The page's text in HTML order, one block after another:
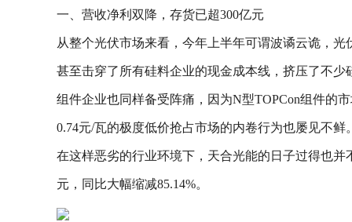
一、营收净利双降，存货已超300亿元
从整个光伏市场来看，今年上半年可谓波谲云诡，
甚至击穿了所有硅料企业的现金成本线，挤压了不少
组件企业也同样备受阵痛，因为N型TOPCon组件的
0.74元/瓦的极度低价抢占市场的内卷行为也屡见不鲜
在这样恶劣的行业环境下，天合光能的日子过得也并
元，同比大幅缩减85.14%。